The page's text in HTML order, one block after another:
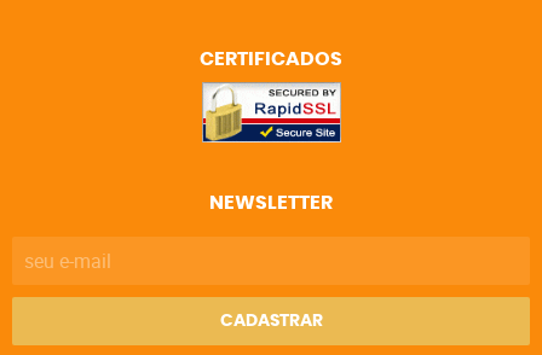
CERTIFICADOS
NEWSLETTER
CADASTRAR